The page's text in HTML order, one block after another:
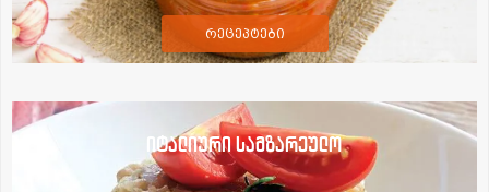
რეცეპტები
იტალიური სამზარეულო